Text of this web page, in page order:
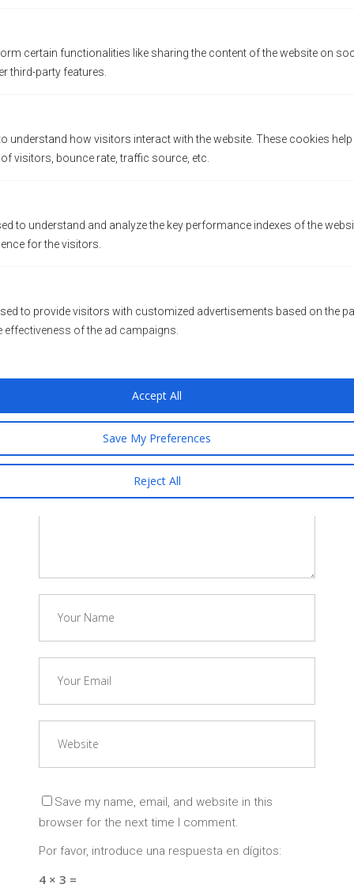
certain functionalities like sharing the content of the website on
third-party features.
understand how visitors interact with the website. These cookies
visitors, bounce rate, traffic source, etc.
to understand and analyze the key performance indexes of the
for the visitors.
to provide visitors with customized advertisements based on the
effectiveness of the ad campaigns.
Reject All
Save My Preferences
Accept All
¿CÓMO SE TUESTAN LOS GRANOS DE
byJennifer Blog
POST A COMMENT
Save my name, email, and website in this
browser for the next time I comment.
Por favor, introduce una respuesta en dígitos:
4 × 3 =